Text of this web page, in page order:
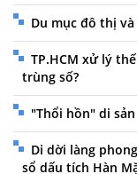
Du mục đô thị
TP.HCM xử lý
trùng số?
"Thổi hồn" di
Di dời làng
sổ dấu tích Hàn